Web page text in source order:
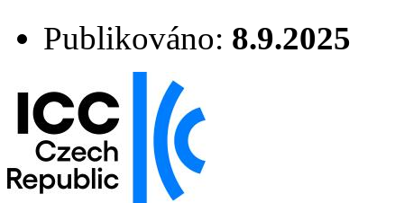
Publikováno: 8.9.2025